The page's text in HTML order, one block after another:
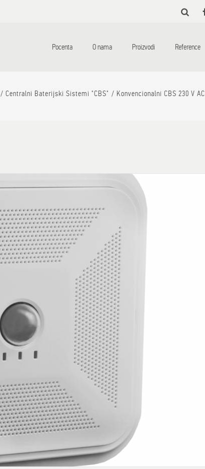
Pocenta O nama Proizvodi Reference
Centralni Baterijski Sistemi "CBS" Konvencionalni CBS 230 V AC